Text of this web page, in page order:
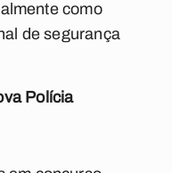
como
de segurança
Polícia